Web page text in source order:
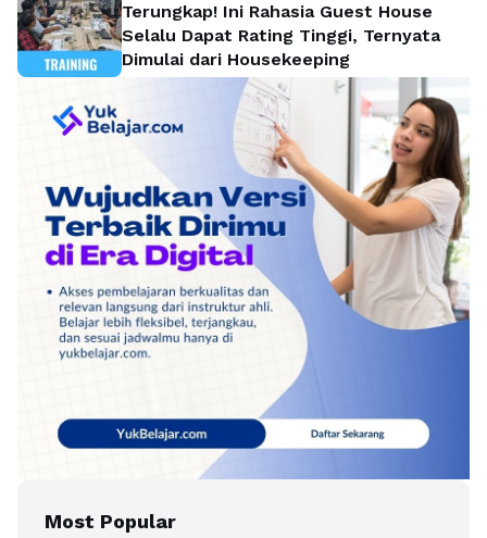
Terungkap! Ini Rahasia Guest House
Selalu Dapat Rating Tinggi, Ternyata
Dimulai dari Housekeeping
Most Popular